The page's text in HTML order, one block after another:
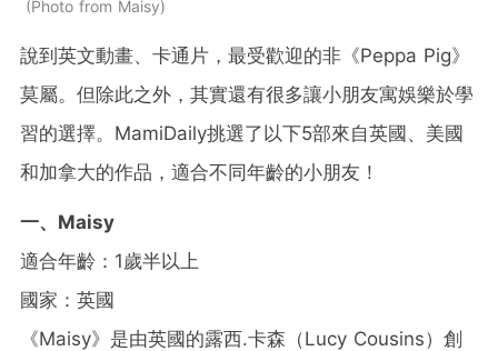
Photo from Maisy
說到英文動畫、卡通片，最受歡迎的非《Peppa Pig》
莫屬。但除此之外，其實還有很多讓小朋友寓娛樂於學
習的選擇。MamiDaily挑選了以下5部來自英國、美國
和加拿大的作品，適合不同年齡的小朋友！
一、Maisy
適合年齡：1歲半以上
國家：英國
《Maisy》是由英國的露西.卡森（Lucy Cousins）創